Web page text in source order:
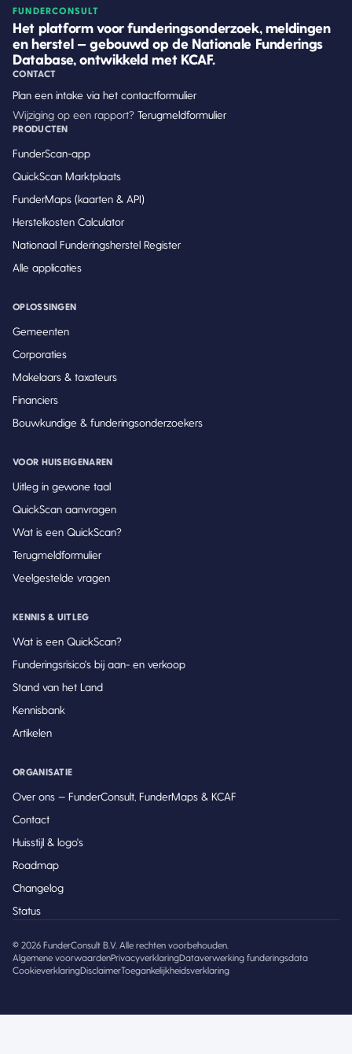
FUNDERCONSULT
Het platform voor funderingsonderzoek, meldingen
en herstel — gebouwd op de Nationale Funderings
Database, ontwikkeld met KCAF.
CONTACT
Plan een intake via het contactformulier
Wijziging op een rapport? Terugmeldformulier
PRODUCTEN
FunderScan-app
QuickScan Marktplaats
FunderMaps (kaarten & API)
Herstelkosten Calculator
Nationaal Funderingsherstel Register
Alle applicaties
OPLOSSINGEN
Gemeenten
Corporaties
Makelaars & taxateurs
Financiers
Bouwkundige & funderingsonderzoekers
VOOR HUISEIGENAREN
Uitleg in gewone taal
QuickScan aanvragen
Wat is een QuickScan?
Terugmeldformulier
Veelgestelde vragen
KENNIS & UITLEG
Wat is een QuickScan?
Funderingsrisico's bij aan- en verkoop
Stand van het Land
Kennisbank
Artikelen
ORGANISATIE
Over ons — FunderConsult, FunderMaps & KCAF
Contact
Huisstijl & logo's
Roadmap
Changelog
Status
© 2026 FunderConsult B.V. Alle rechten voorbehouden.
Algemene voorwaardenPrivacyverklaringDataverwerking funderingsdata
CookieverklaringDisclaimerToegankelijkheidsverklaring